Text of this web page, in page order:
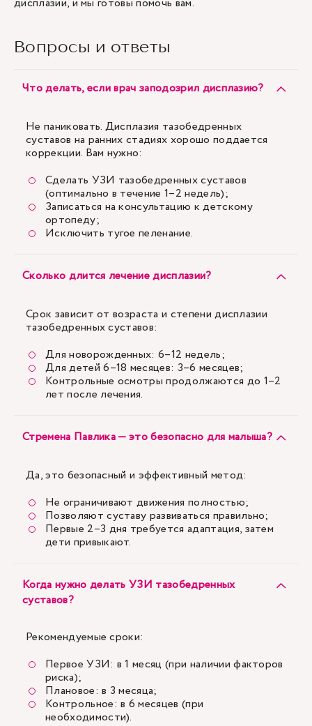
Вопросы и ответы
Что делать, если врач заподозрил дисплазию?
Не паниковать. Дисплазия тазобедренных
суставов на ранних стадиях хорошо поддается
коррекции. Вам нужно:
Сделать УЗИ тазобедренных суставов
(оптимально в течение 1–2 недель);
Записаться на консультацию к детскому
ортопеду;
Исключить тугое пеленание.
Сколько длится лечение дисплазии?
Срок зависит от возраста и степени дисплазии
тазобедренных суставов:
Для новорожденных: 6–12 недель;
Для детей 6–18 месяцев: 3–6 месяцев;
Контрольные осмотры продолжаются до 1–2
лет после лечения.
Стремена Павлика — это безопасно для малыша?
Да, это безопасный и эффективный метод:
Не ограничивают движения полностью;
Позволяют суставу развиваться правильно;
Первые 2–3 дня требуется адаптация, затем
дети привыкают.
Когда нужно делать УЗИ тазобедренных
суставов?
Рекомендуемые сроки:
Первое УЗИ: в 1 месяц (при наличии факторов
риска);
Плановое: в 3 месяца;
Контрольное: в 6 месяцев (при
необходимости).